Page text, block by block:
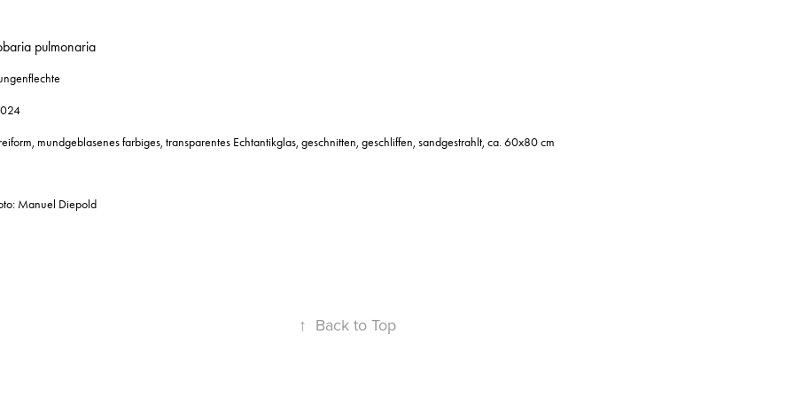
pulmonaria
mundgeblasenes farbiges, transparentes Echtantikglas, geschnitten, geschliffen, sandgestrahlt, ca. 60x80 cm
Manuel Diepold
↑ Back to Top